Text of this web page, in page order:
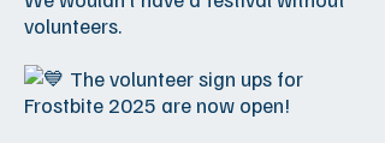
volunteers.
The volunteer sign ups for
Frostbite 2025 are now open!